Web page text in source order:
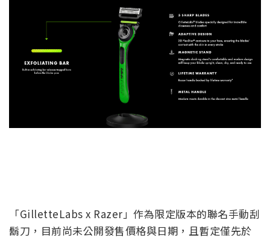
「GilletteLabs x Razer」作為限定版本的聯名手動刮
鬍刀，目前尚未公開發售價格與日期，且暫定僅先於